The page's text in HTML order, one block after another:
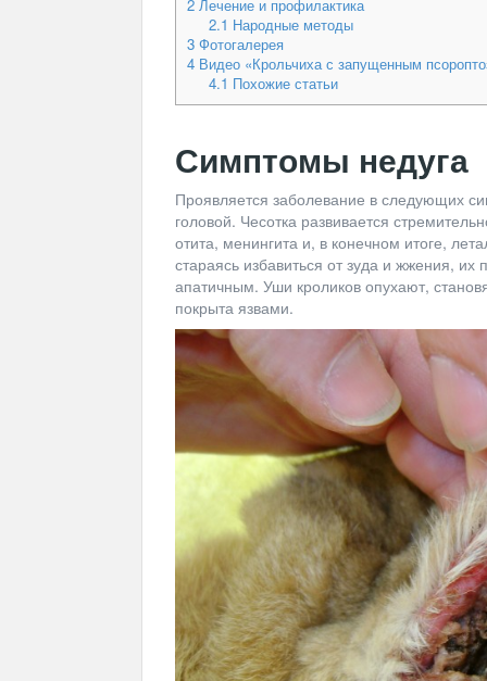
2 Лечение и профилактика
2.1 Народные методы
3 Фотогалерея
4 Видео «Крольчиха с запущенным
4.1 Похожие статьи
Симптомы недуга
Проявляется заболевание в следующих
головой. Чесотка развивается
отита, менингита и, в конечном итоге,
стараясь избавиться от зуда и жжения,
апатичным. Уши кроликов опухают,
покрыта язвами.